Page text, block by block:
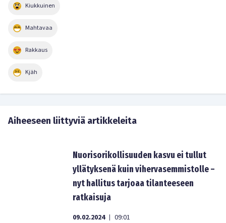
Kiukkuinen
Mahtavaa
Rakkaus
Kjäh
Aiheeseen liittyviä artikkeleita
Nuorisorikollisuuden kasvu ei tullut
yllätyksenä kuin vihervasemmistolle –
nyt hallitus tarjoaa tilanteeseen
ratkaisuja
09.02.2024 | 09:01